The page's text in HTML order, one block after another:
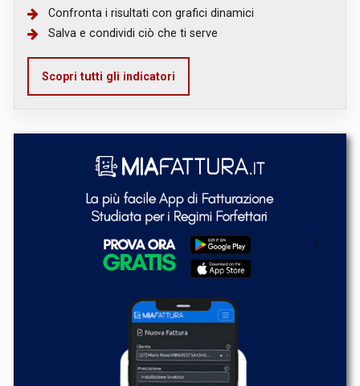
Confronta i risultati con grafici dinamici
Salva e condividi ciò che ti serve
Scopri tutti gli indicatori